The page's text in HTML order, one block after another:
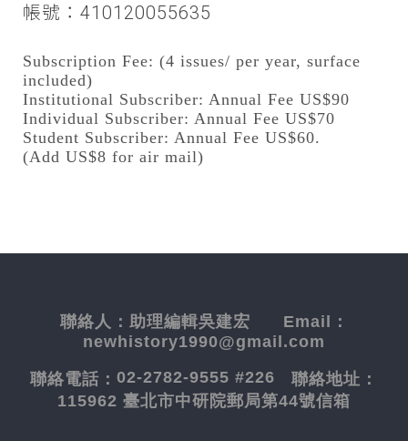
帳號：410120055635
Subscription Fee: (4 issues/ per year, surface
included)
Institutional Subscriber: Annual Fee US$90
Individual Subscriber: Annual Fee US$70
Student Subscriber: Annual Fee US$60.
(Add US$8 for air mail)
聯絡人： 助理編輯吳建宏 Email：
newhistory1990@gmail.com
聯絡電話： 02-2782-9555 #226 聯絡地址：
115962 臺北市中研院郵局第44號信箱